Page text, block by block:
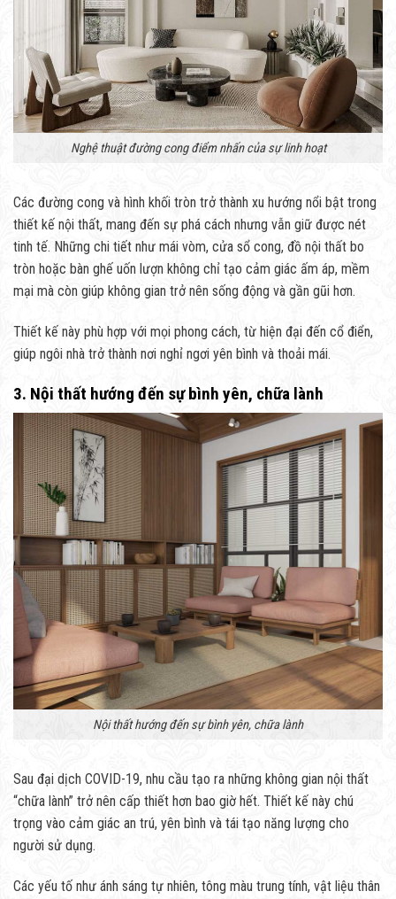
Nghệ thuật đường cong điểm nhấn của sự linh hoạt
Các đường cong và hình khối tròn trở thành xu hướng nổi bật trong
thiết kế nội thất, mang đến sự phá cách nhưng vẫn giữ được nét
tinh tế. Những chi tiết như mái vòm, cửa sổ cong, đồ nội thất bo
tròn hoặc bàn ghế uốn lượn không chỉ tạo cảm giác ấm áp, mềm
mại mà còn giúp không gian trở nên sống động và gần gũi hơn.
Thiết kế này phù hợp với mọi phong cách, từ hiện đại đến cổ điển,
giúp ngôi nhà trở thành nơi nghỉ ngơi yên bình và thoải mái.
3. Nội thất hướng đến sự bình yên, chữa lành
Nội thất hướng đến sự bình yên, chữa lành
Sau đại dịch COVID-19, nhu cầu tạo ra những không gian nội thất
“chữa lành” trở nên cấp thiết hơn bao giờ hết. Thiết kế này chú
trọng vào cảm giác an trú, yên bình và tái tạo năng lượng cho
người sử dụng.
Các yếu tố như ánh sáng tự nhiên, tông màu trung tính, vật liệu thân